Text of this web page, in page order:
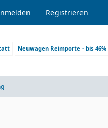
Registrieren
Neuwagen Reimporte - bis